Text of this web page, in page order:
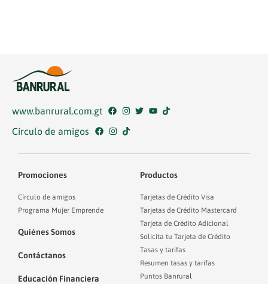
www.banrural.com.gt
Círculo de amigos
Promociones
Círculo de amigos
Programa Mujer Emprende
Quiénes Somos
Contáctanos
Educación Financiera
Productos
Tarjetas de Crédito Visa
Tarjetas de Crédito Mastercard
Tarjeta de Crédito Adicional
Solicita tu Tarjeta de Crédito
Tasas y tarifas
Resumen tasas y tarifas
Puntos Banrural